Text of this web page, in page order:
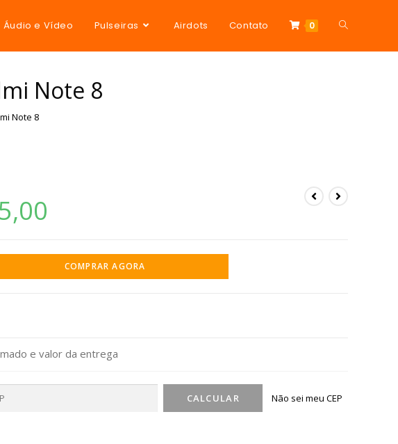
Áudio e Vídeo Pulseiras Airdots Contato 0
Note 8
Note 8
COMPRAR AGORA
e valor da entrega
Não sei meu CEP